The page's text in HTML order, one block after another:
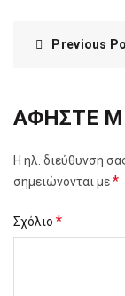
Previous
ΑΦΉΣΤΕ
Η ηλ. διεύθυνση
σημειώνονται με*
Σχόλιο *